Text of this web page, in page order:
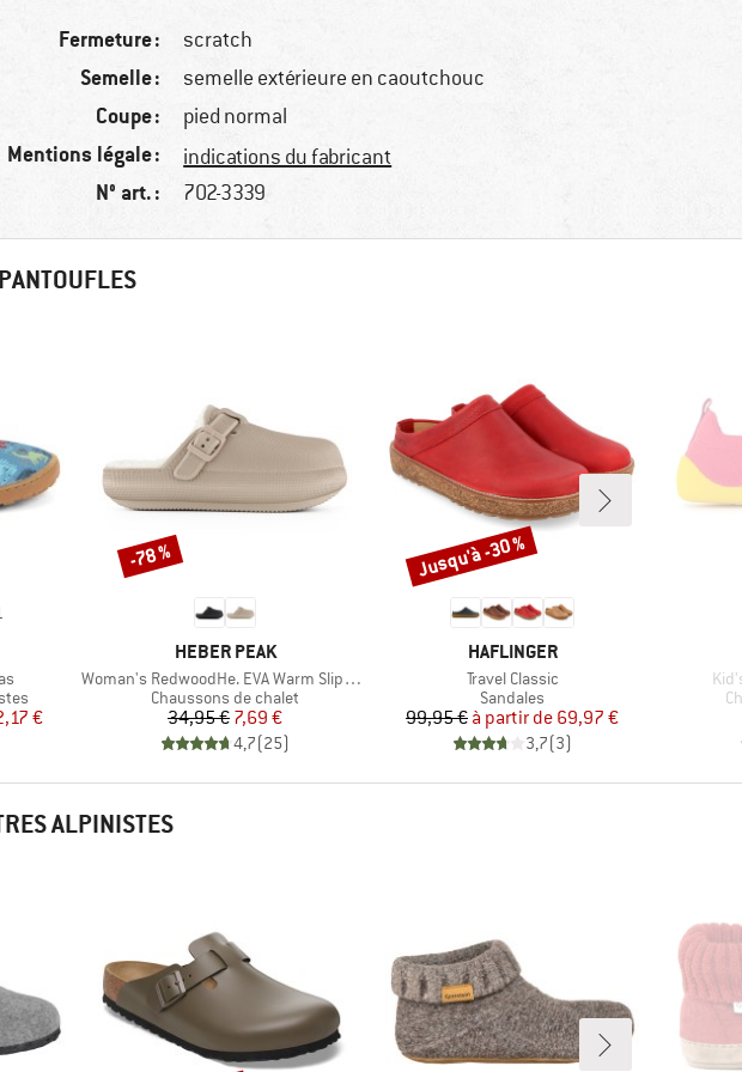
Fermeture : scratch
Semelle : semelle extérieure en caoutchouc
Coupe : pied normal
Mentions légale : indications du fabricant
N° art. : 702-3339
€
MARQUE
HEBER PEAK
Article
Woman's RedwoodHe. EVA Warm Slippers
Product group
Chaussons de chalet
Prix
34,95 €Prix réduit
7,69 €
4,7(25)
Remise
-78 %
MARQUE
HAFLINGER
Article
Travel Classic
Product group
Sandales
Prix
99,95 € Prix réduit
à partir de 69,97 €
3,7(3)
Remise
Jusqu'à -30 %
ALPINISTES